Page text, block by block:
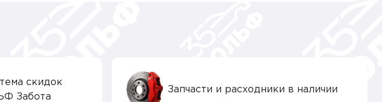
скидок
Забота
Запчасти и расходники в наличии